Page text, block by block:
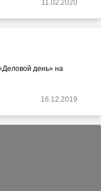
11.02.2020
день» на
16.12.2019